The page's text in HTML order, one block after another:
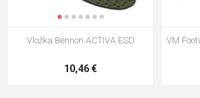
VM Footwear 3009 Vkladacia
5,21 €
VM